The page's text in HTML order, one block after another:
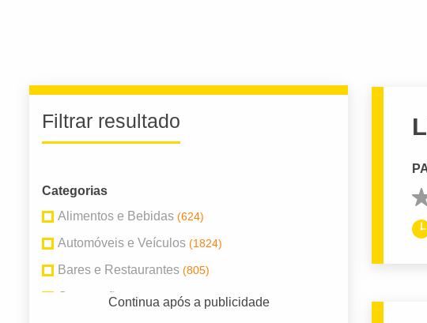
Filtrar resultado
Categorias
Alimentos e Bebidas (624)
Automóveis e Veículos (1824)
Bares e Restaurantes (805)
Construção(1057)
Continua após a publicidade